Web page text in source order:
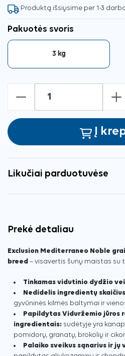
Produktą išsiųsime per 1-3
Pakuotės svoris
3 kg
- +
Į
Likučiai parduotuvėse
Prekė detaliau
Exclusion Mediterraneo Noble
breed – visavertis šunų maistas su
Tinkamas vidutinio dydžio
Nedidelis ingredientų
gyvūninės kilmės baltymai ir
Papildytas Viduržemio jūros
ingredientais: sudėtyje yra
pomidorų, granatų, brokolių ir
Palaiko sveikus sąnarius ir jų